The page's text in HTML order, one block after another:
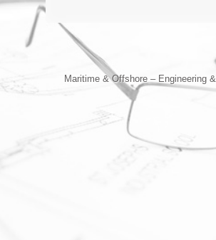
→ بازگشت به Maritime & Offshore – Engineering &